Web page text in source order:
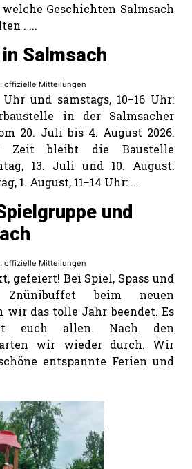
Geschichten Salmsach
. ...
Salmsach
offizielle Mitteilungen
und samstags, 10−16 Uhr:
in der Salmsacher
20. Juli bis 4. August 2026:
Zeit bleibt die Baustelle
13. Juli und 10. August:
1. August, 11−14 Uhr: ...
und
offizielle Mitteilungen
gefeiert! Bei Spiel, Spass und
beim neuen
wir das tolle Jahr beendet. Es
euch allen. Nach den
wir wieder durch. Wir
entspannte Ferien und